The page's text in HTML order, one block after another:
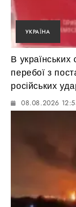
УКРАЇНА
В українських
перебої з
російських
08.08.2026